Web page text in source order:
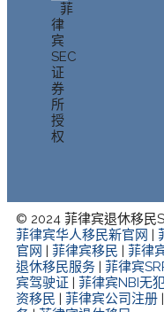
菲
律
宾
SEC
证
券
所
授
权
© 2024 菲律宾退休移民
菲律宾华人移民新官网
官网
菲律宾移民 菲律
退休移民服务
菲律宾
宾驾驶证
菲律宾NBI无
资移民
菲律宾公司注册